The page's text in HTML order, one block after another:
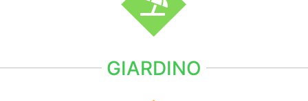
GIARDINO